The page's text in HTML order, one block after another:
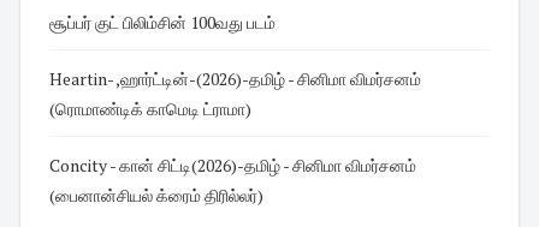
சூப்பர் குட் பிலிம்சின் 100வது படம்
Heartin- ,ஹார்ட்டின்-(2026)-தமிழ் - சினிமா விமர்சனம்
(ரொமாண்டிக் காமெடி ட்ராமா)
Concity - கான் சிட்டி(2026)-தமிழ் - சினிமா விமர்சனம்
(பைனான்சியல் க்ரைம் திரில்லர்)